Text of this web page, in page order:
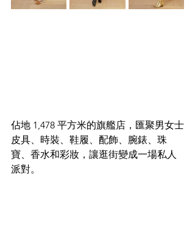
佔地 1,478 平方米的旗艦店，匯聚男女士
皮具、時裝、鞋履、配飾、腕錶、珠
寶、香水和彩妝，讓逛街變成一場私人
派對。​